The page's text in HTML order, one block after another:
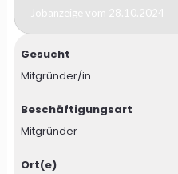
Jobanzeige vom 28.10.2024
Gesucht
Mitgründer/in
Beschäftigungsart
Mitgründer
Ort(e)